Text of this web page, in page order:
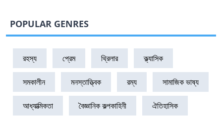
POPULAR GENRES
রহস্য প্রেম থ্রিলার ক্ল্যাসিক
সমকালীন মনস্তাত্ত্বিক রম্য সামাজিক ভাষ্য
আধ্যাত্মিকতা বৈজ্ঞানিক কল্পকাহিনী ঐতিহাসিক